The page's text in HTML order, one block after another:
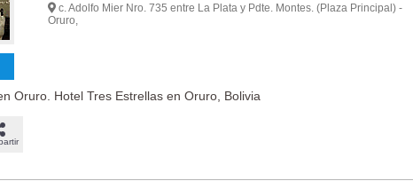
c. Adolfo Mier Nro. 735 entre La Plata y Pdte. Montes. (Plaza Principal) -
Oruro,
Oruro. Hotel Tres Estrellas en Oruro, Bolivia